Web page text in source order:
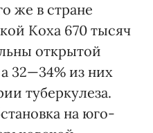
же в стране
Коха 670 тысяч
открытой
32—34% из них
туберкулеза.
на юго-